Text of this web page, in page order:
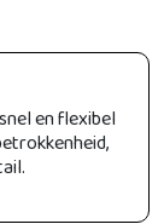
en flexibel